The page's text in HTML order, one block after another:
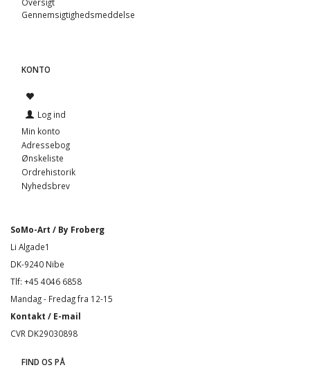
Gennemsigtighedsmeddelse
KONTO
Log ind
Min konto
Adressebog
Ønskeliste
Ordrehistorik
Nyhedsbrev
SoMo-Art / By Froberg
Li Algade1
DK-9240 Nibe
Tlf: +45 4046 6858
Mandag - Fredag fra 12-15
Kontakt / E-mail
CVR DK29030898
FIND OS PÅ